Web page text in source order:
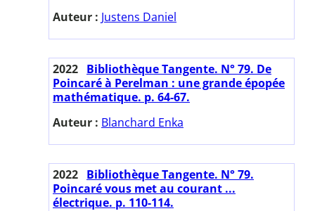
Auteur : Justens Daniel
2022 Bibliothèque Tangente. N° 79. De
Poincaré à Perelman : une grande épopée
mathématique. p. 64-67.
Auteur : Blanchard Enka
2022 Bibliothèque Tangente. N° 79.
Poincaré vous met au courant ...
électrique. p. 110-114.